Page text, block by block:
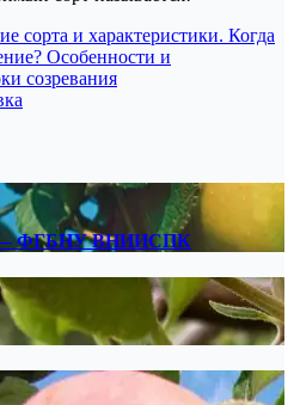
сорта и характеристики. Когда
Особенности и
созревания
ФГБНУ ВНИИСПК